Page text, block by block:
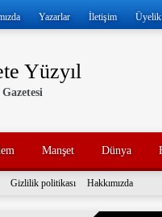
Yazarlar İletişim Üyelik
Yüzyıl
Manşet Dünya
Gizlilik politikası Hakkımızda